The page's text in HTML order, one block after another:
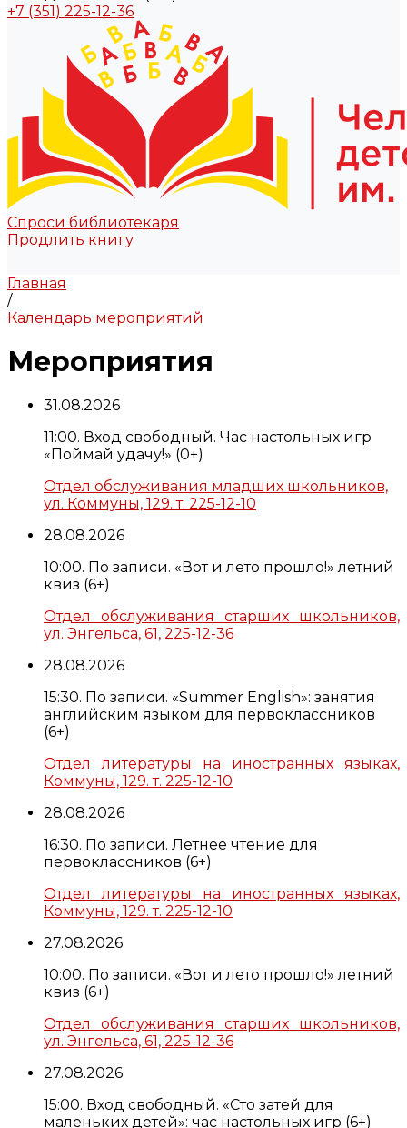
+7 (351) 225-12-36
Спроси библиотекаря
Продлить книгу
Главная
/
Календарь мероприятий
Мероприятия
31.08.2026
11:00. Вход свободный. Час настольных игр
«Поймай удачу!» (0+)
Отдел обслуживания младших школьников,
ул. Коммуны, 129. т. 225-12-10
28.08.2026
10:00. По записи. «Вот и лето прошло!» летний
квиз (6+)
Отдел обслуживания старших школьников,
ул. Энгельса, 61, 225-12-36
28.08.2026
15:30. По записи. «Summer English»: занятия
английским языком для первоклассников
(6+)
Отдел литературы на иностранных языках,
Коммуны, 129. т. 225-12-10
28.08.2026
16:30. По записи. Летнее чтение для
первоклассников (6+)
Отдел литературы на иностранных языках,
Коммуны, 129. т. 225-12-10
27.08.2026
10:00. По записи. «Вот и лето прошло!» летний
квиз (6+)
Отдел обслуживания старших школьников,
ул. Энгельса, 61, 225-12-36
27.08.2026
15:00. Вход свободный. «Сто затей для
маленьких детей»: час настольных игр (6+)